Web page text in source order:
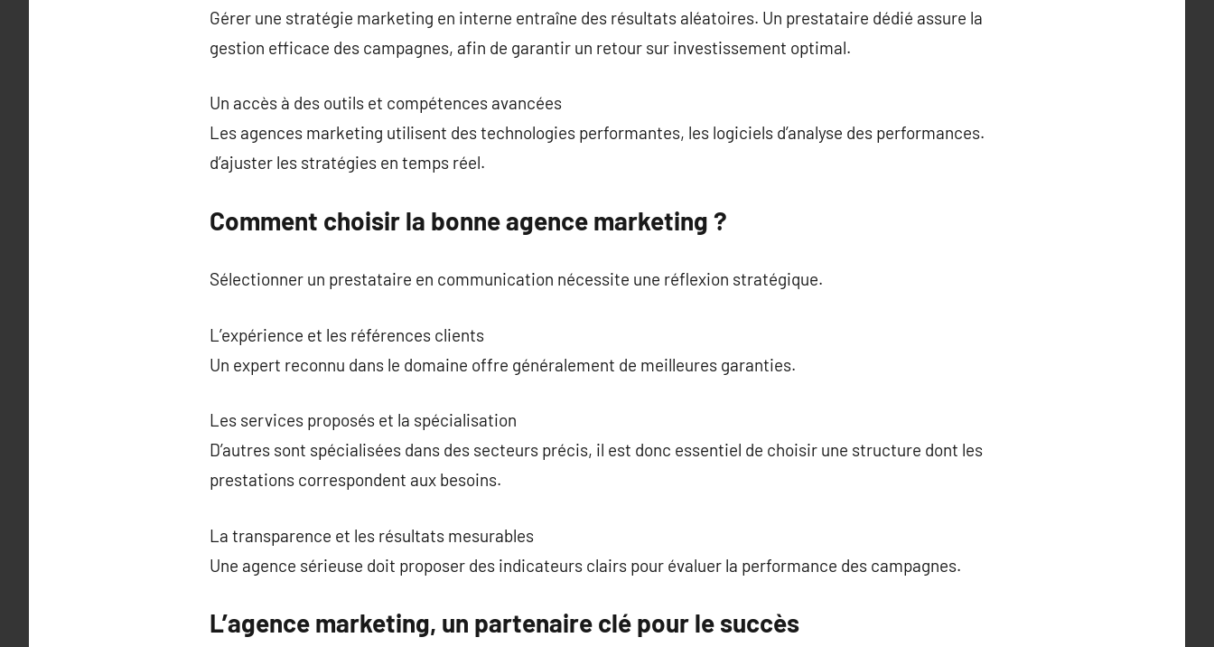
Gérer une stratégie marketing en interne entraîne des résultats aléatoires. Un prestataire dédié assure la
gestion efficace des campagnes, afin de garantir un retour sur investissement optimal.
Un accès à des outils et compétences avancées
Les agences marketing utilisent des technologies performantes, les logiciels d’analyse des performances.
d’ajuster les stratégies en temps réel.
Comment choisir la bonne agence marketing ?
Sélectionner un prestataire en communication nécessite une réflexion stratégique.
L’expérience et les références clients
Un expert reconnu dans le domaine offre généralement de meilleures garanties.
Les services proposés et la spécialisation
D’autres sont spécialisées dans des secteurs précis, il est donc essentiel de choisir une structure dont les
prestations correspondent aux besoins.
La transparence et les résultats mesurables
Une agence sérieuse doit proposer des indicateurs clairs pour évaluer la performance des campagnes.
L’agence marketing, un partenaire clé pour le succès